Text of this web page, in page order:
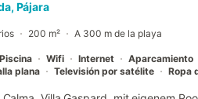
una terraza con muebles de jardín
Calma es un conocido complejo
Pájara
200 m² A 300 m de la playa
Piscina Wifi Internet Aparcamiento
plana
Televisión por satélite Ropa